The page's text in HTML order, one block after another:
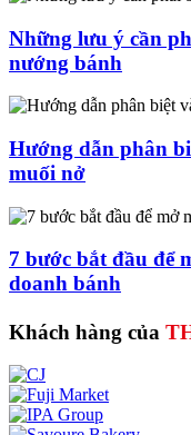
Những lưu ý cần
nướng bánh
Hướng dẫn phân
muối nở
7 bước bắt đầu để
doanh bánh
Khách hàng của